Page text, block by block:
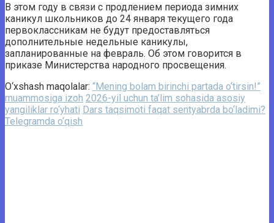
В этом году в связи с продлением периода зимних
каникул школьников до 24 января текущего года
первоклассникам не будут предоставляться
дополнительные недельные каникулы,
запланированные на февраль. Об этом говорится в
приказе Министерства народного просвещения.
O‘xshash maqolalar: “Mening bolam birinchi partada o‘tirsin!”
muammosiga izoh 2026-yil uchun ta’lim sohasida asosiy
yangiliklar ro‘yhati Dars taqsimoti faqat sentyabrda bo‘ladimi?
Telegramda o‘qish